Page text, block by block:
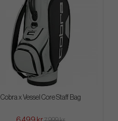
Cobra x Vessel Core Staff Bag